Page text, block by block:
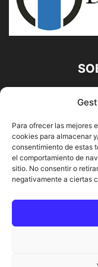
Para ofrecer las mejores
cookies para almacenar
consentimiento de estas
el comportamiento de
sitio. No consentir o
negativamente a ciertas
Diario Alhaurín
Francisco E.
Alhaurín